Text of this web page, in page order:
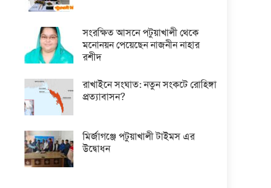
সংরক্ষিত আসনে পটুয়াখালী থেকে
মনোনয়ন পেয়েছেন নাজনীন নাহার
রশীদ
রাখাইনে সংঘাত: নতুন সংকটে রোহিঙ্গা
প্রত্যাবাসন?
মির্জাগঞ্জে পটুয়াখালী টাইমস এর
উদ্বোধন